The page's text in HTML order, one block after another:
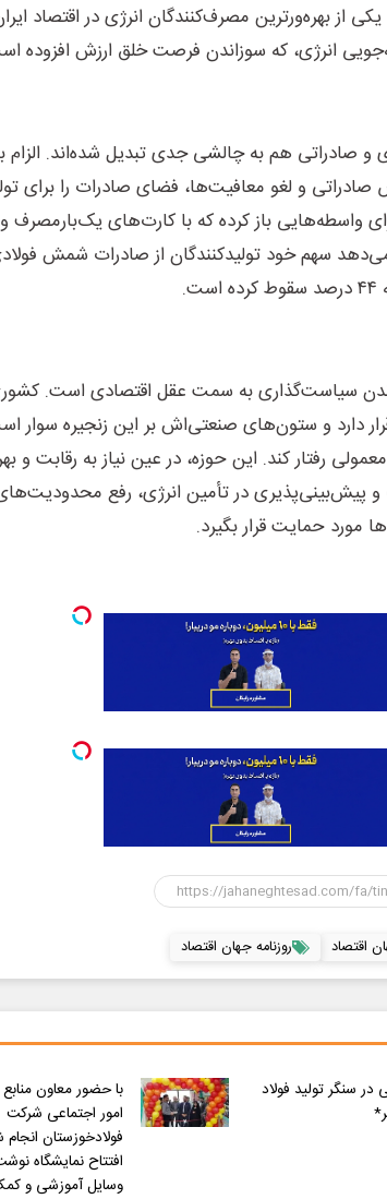
از بهره‌ورترین مصرف‌کنندگان انرژی در اقتصاد
انرژی، که سوزاندن فرصت خلق ارزش افزوده
و صادراتی هم به چالشی جدی تبدیل شده‌اند. الزام
و لغو معافیت‌ها، فضای صادرات را برای
واسطه‌هایی باز کرده که با کارت‌های یک‌بارمصرف
سهم خود تولیدکنندگان از صادرات شمش
سیاست‌گذاری به سمت عقل اقتصادی است.
دارد و ستون‌های صنعتی‌اش بر این زنجیره سوار
رفتار کند. این حوزه، در عین نیاز به رقابت و
پیش‌بینی‌پذیری در تأمین انرژی، رفع
مورد حمایت قرار بگیرد.
اقتصاد روزنامه جهان اقتصاد
سنگر تولید فولاد
با حضور معاون
امور اجتماعی شرکت
فولادخوزستان
افتتاح نمایشگاه
وسایل آموزشی و